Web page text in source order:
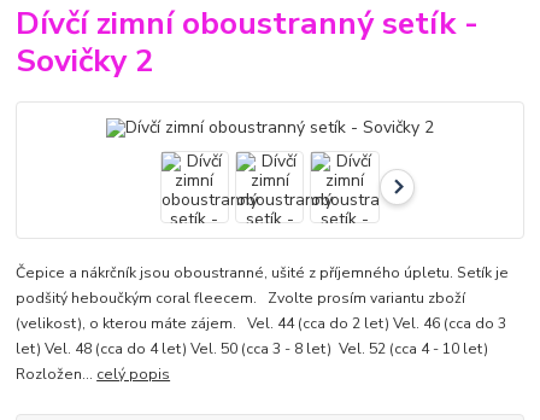
Dívčí zimní oboustranný setík -
Sovičky 2
Čepice a nákrčník jsou oboustranné, ušité z příjemného úpletu. Setík je
podšitý heboučkým coral fleecem. Zvolte prosím variantu zboží
(velikost), o kterou máte zájem. Vel. 44 (cca do 2 let) Vel. 46 (cca do 3
let) Vel. 48 (cca do 4 let) Vel. 50 (cca 3 - 8 let) Vel. 52 (cca 4 - 10 let)
Rozložen... celý popis